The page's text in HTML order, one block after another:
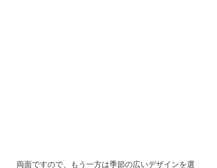
両面ですので、もう一方は季節の広いデザインを選